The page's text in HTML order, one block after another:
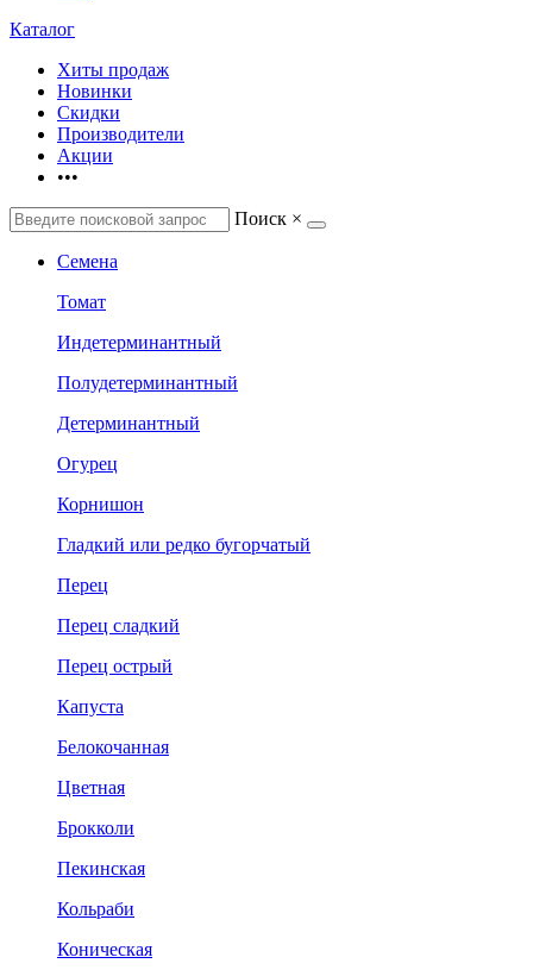
Каталог
Хиты продаж
Новинки
Скидки
Производители
Акции
•••
Поиск ×
Семена
Томат
Индетерминантный
Полудетерминантный
Детерминантный
Огурец
Корнишон
Гладкий или редко бугорчатый
Перец
Перец сладкий
Перец острый
Капуста
Белокочанная
Цветная
Брокколи
Пекинская
Кольраби
Коническая